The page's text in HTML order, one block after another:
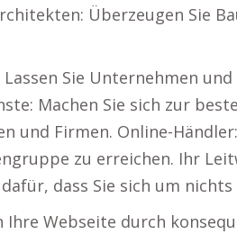
Überzeugen Sie
Sie Unternehmen
Machen Sie sich zur
und Firmen. Online-
zu erreichen. Ihr
dass Sie sich um
Ihre Webseite durch